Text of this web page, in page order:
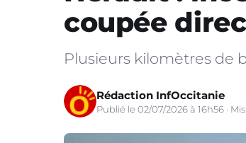
coupée
Plusieurs kilomètres de
Rédaction InfOccitanie
Publié le 02/07/2026 à 16h56 ·